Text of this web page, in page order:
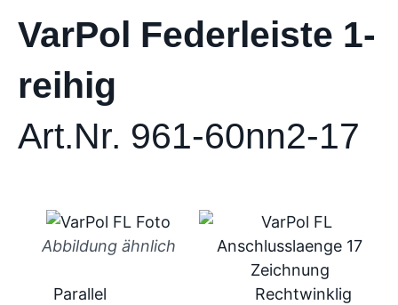
VarPol Federleiste 1-
reihig
Art.Nr. 961-60nn2-17
Abbildung ähnlich
Parallel
Rechtwinklig